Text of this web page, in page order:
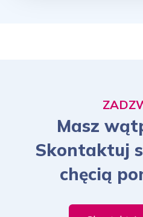
Masz
Skontaktuj
chęcią